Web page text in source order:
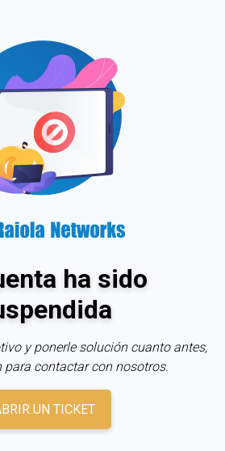
ha sido
y ponerle solución cuanto antes,
para contactar con nosotros.
UN TICKET